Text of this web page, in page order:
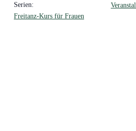
Serien:
Freitanz-Kurs für Frauen